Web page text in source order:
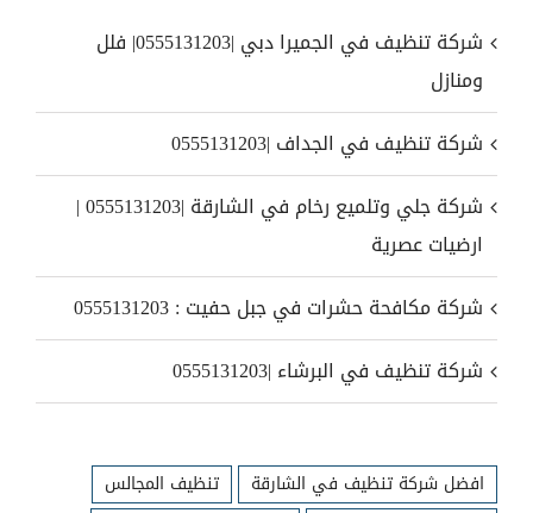
شركة تنظيف في الجميرا دبي |0555131203| فلل
ومنازل
شركة تنظيف في الجداف |0555131203
شركة جلي وتلميع رخام في الشارقة |0555131203 |
ارضيات عصرية
شركة مكافحة حشرات في جبل حفيت : 0555131203
شركة تنظيف في البرشاء |0555131203
افضل شركة تنظيف في الشارقة
تنظيف المجالس